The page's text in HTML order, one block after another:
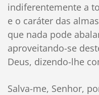
indiferentemente a
e o caráter das
que nada pode
aproveitando-se
Deus, dizendo-lhe
Salva-me, Senhor,